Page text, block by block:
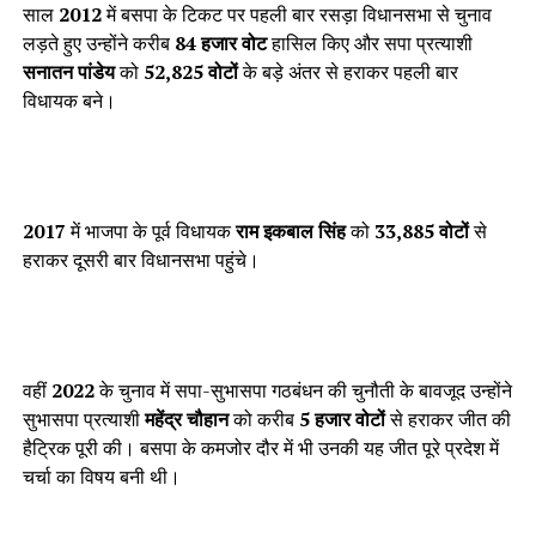
साल 2012में बसपा के टिकट पर पहली बार रसड़ा विधानसभा से चुनाव
लड़ते हुए उन्होंने करीब 84 हजार वोटहासिल किए और सपा प्रत्याशी
सनातन पांडेयको 52,825 वोटोंके बड़े अंतर से हराकर पहली बार
विधायक बने।
2017में भाजपा के पूर्व विधायकराम इकबाल सिंहको 33,885 वोटोंसे
हराकर दूसरी बार विधानसभा पहुंचे।
वहीं2022के चुनाव में सपा-सुभासपा गठबंधन की चुनौती के बावजूद उन्होंने
सुभासपा प्रत्याशीमहेंद्र चौहानको करीब 5 हजार वोटोंसे हराकर जीत की
हैट्रिक पूरी की। बसपा के कमजोर दौर में भी उनकी यह जीत पूरे प्रदेश में
चर्चा का विषय बनी थी।